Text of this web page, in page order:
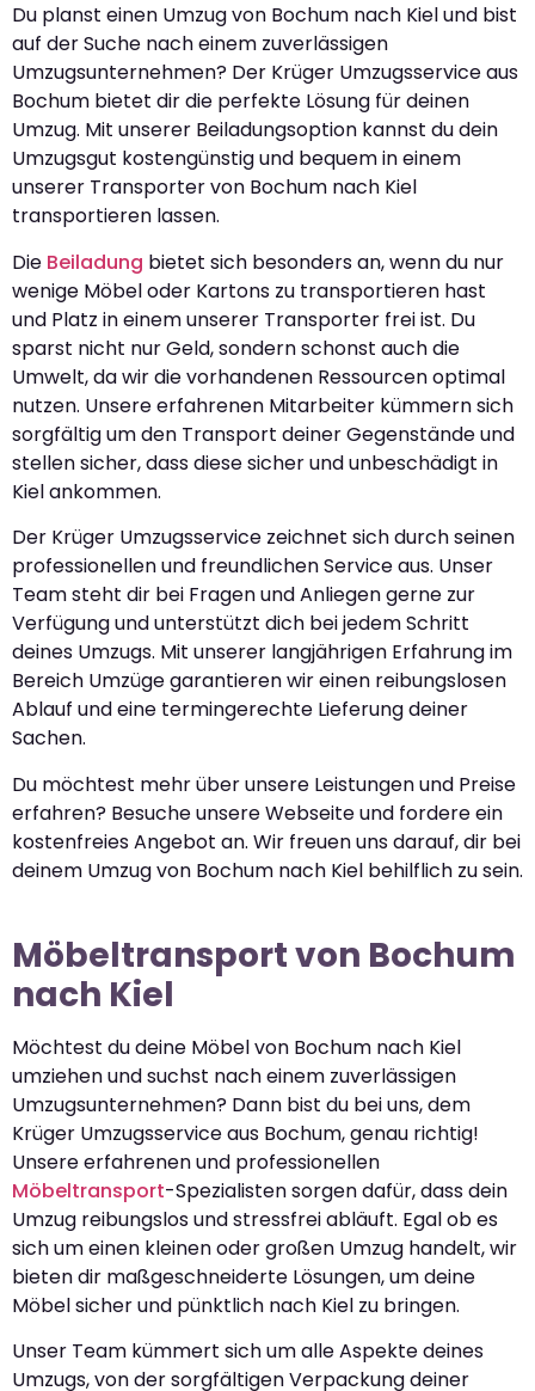
Du planst einen Umzug von Bochum nach Kiel und bist
auf der Suche nach einem zuverlässigen
Umzugsunternehmen? Der Krüger Umzugsservice aus
Bochum bietet dir die perfekte Lösung für deinen
Umzug. Mit unserer Beiladungsoption kannst du dein
Umzugsgut kostengünstig und bequem in einem
unserer Transporter von Bochum nach Kiel
transportieren lassen.
Die Beiladung bietet sich besonders an, wenn du nur
wenige Möbel oder Kartons zu transportieren hast
und Platz in einem unserer Transporter frei ist. Du
sparst nicht nur Geld, sondern schonst auch die
Umwelt, da wir die vorhandenen Ressourcen optimal
nutzen. Unsere erfahrenen Mitarbeiter kümmern sich
sorgfältig um den Transport deiner Gegenstände und
stellen sicher, dass diese sicher und unbeschädigt in
Kiel ankommen.
Der Krüger Umzugsservice zeichnet sich durch seinen
professionellen und freundlichen Service aus. Unser
Team steht dir bei Fragen und Anliegen gerne zur
Verfügung und unterstützt dich bei jedem Schritt
deines Umzugs. Mit unserer langjährigen Erfahrung im
Bereich Umzüge garantieren wir einen reibungslosen
Ablauf und eine termingerechte Lieferung deiner
Sachen.
Du möchtest mehr über unsere Leistungen und Preise
erfahren? Besuche unsere Webseite und fordere ein
kostenfreies Angebot an. Wir freuen uns darauf, dir bei
deinem Umzug von Bochum nach Kiel behilflich zu sein.
Möbeltransport von Bochum
nach Kiel
Möchtest du deine Möbel von Bochum nach Kiel
umziehen und suchst nach einem zuverlässigen
Umzugsunternehmen? Dann bist du bei uns, dem
Krüger Umzugsservice aus Bochum, genau richtig!
Unsere erfahrenen und professionellen
Möbeltransport-Spezialisten sorgen dafür, dass dein
Umzug reibungslos und stressfrei abläuft. Egal ob es
sich um einen kleinen oder großen Umzug handelt, wir
bieten dir maßgeschneiderte Lösungen, um deine
Möbel sicher und pünktlich nach Kiel zu bringen.
Unser Team kümmert sich um alle Aspekte deines
Umzugs, von der sorgfältigen Verpackung deiner